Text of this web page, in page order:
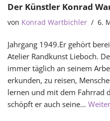
Der Künstler Konrad
von Konrad Wartbichler 6.
Jahrgang 1949.Er gehört
Atelier Randkunst Lieboch.
immer täglich an seinem
erkunden, zu reisen,
lernen und mit dem Fahrrad
schöpft er auch seine…